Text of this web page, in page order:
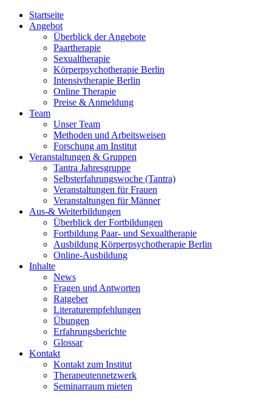
Startseite
Angebot
Überblick der Angebote
Paartherapie
Sexualtherapie
Körperpsychotherapie Berlin
Intensivtherapie Berlin
Online Therapie
Preise & Anmeldung
Team
Unser Team
Methoden und Arbeitsweisen
Forschung am Institut
Veranstaltungen & Gruppen
Tantra Jahresgruppe
Selbsterfahrungswoche (Tantra)
Veranstaltungen für Frauen
Veranstaltungen für Männer
Aus-& Weiterbildungen
Überblick der Fortbildungen
Fortbildung Paar- und Sexualtherapie
Ausbildung Körperpsychotherapie Berlin
Online-Ausbildung
Inhalte
News
Fragen und Antworten
Ratgeber
Literaturempfehlungen
Übungen
Erfahrungsberichte
Glossar
Kontakt
Kontakt zum Institut
Therapeutennetzwerk
Seminarraum mieten